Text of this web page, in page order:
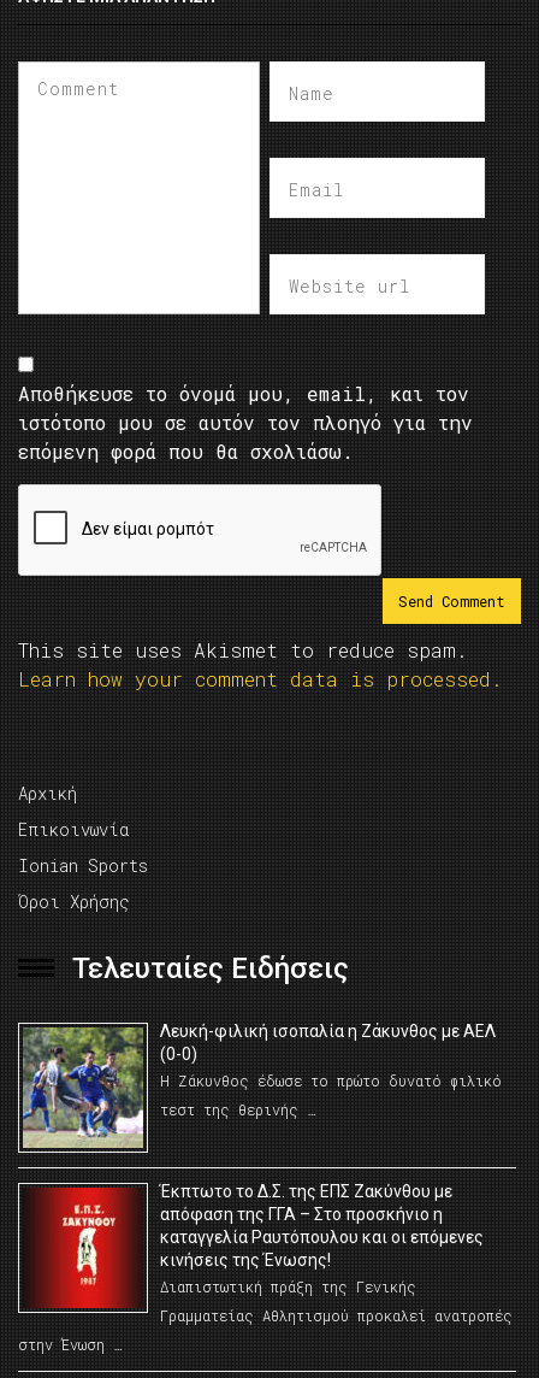
Αποθήκευσε το όνομά μου, email, και τον
ιστότοπο μου σε αυτόν τον πλοηγό για την
επόμενη φορά που θα σχολιάσω.
This site uses Akismet to reduce spam.
Learn how your comment data is processed.
Αρχική
Επικοινωνία
Ionian Sports
Όροι Χρήσης
Τελευταίες Ειδήσεις
Λευκή-φιλική ισοπαλία η Ζάκυνθος με ΑΕΛ
(0-0)
Η Ζάκυνθος έδωσε το πρώτο δυνατό φιλικό
τεστ της θερινής …
Έκπτωτο το Δ.Σ. της ΕΠΣ Ζακύνθου με
απόφαση της ΓΓΑ – Στο προσκήνιο η
καταγγελία Ραυτόπουλου και οι επόμενες
κινήσεις της Ένωσης!
Διαπιστωτική πράξη της Γενικής
Γραμματείας Αθλητισμού προκαλεί ανατροπές
στην Ένωση …